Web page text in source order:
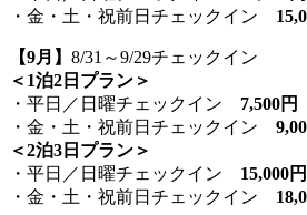
・金・土・祝前日チェックイン
【9月】 8/31～9/29チェックイン
＜1泊2日プラン＞
・平日／日曜チェックイン 7,500円
・金・土・祝前日チェックイン
＜2泊3日プラン＞
・平日／日曜チェックイン 15,000円
・金・土・祝前日チェックイン